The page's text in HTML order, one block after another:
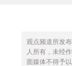
观点频道所发
人所有，未经
面媒体不得予